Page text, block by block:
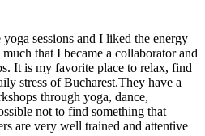
sessions and I liked the energy
that I became a collaborator and
It is my favorite place to relax, find
stress of Bucharest.They have a
through yoga, dance,
not to find something that
are very well trained and attentive